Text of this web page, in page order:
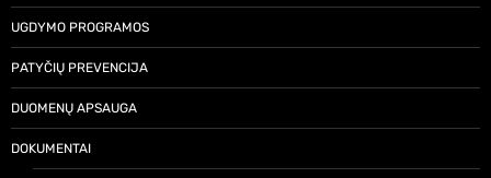
UGDYMO PROGRAMOS
PATYČIŲ PREVENCIJA
DUOMENŲ APSAUGA
DOKUMENTAI